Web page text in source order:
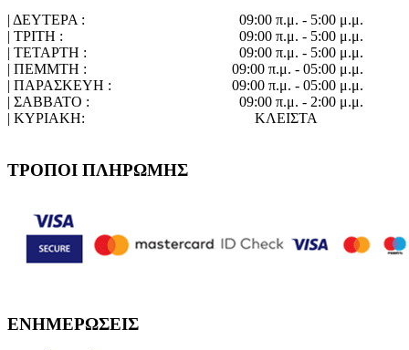
| ΔΕΥΤΕΡΑ :
09:00 π.μ. - 5:00 μ.μ.
| ΤΡΙΤΗ :
09:00 π.μ. - 5:00 μ.μ.
| ΤΕΤΑΡΤΗ :
09:00 π.μ. - 5:00 μ.μ.
| ΠΕΜΜΤΗ :
09:00 π.μ. - 05:00 μ.μ.
| ΠΑΡΑΣΚΕΥΗ :
09:00 π.μ. - 05:00 μ.μ.
| ΣΑΒΒΑΤΟ :
09:00 π.μ. - 2:00 μ.μ.
| ΚΥΡΙΑΚΗ:
ΚΛΕΙΣΤΑ
ΤΡΟΠΟΙ ΠΛΗΡΩΜΗΣ
ΕΝΗΜΕΡΩΣΕΙΣ